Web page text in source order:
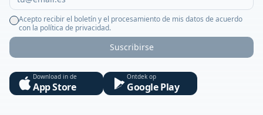
Acepto recibir el boletín y el procesamiento de mis datos de acuerdo
con la política de privacidad.
Suscribirse
Download in de
App Store
Ontdek op
Google Play